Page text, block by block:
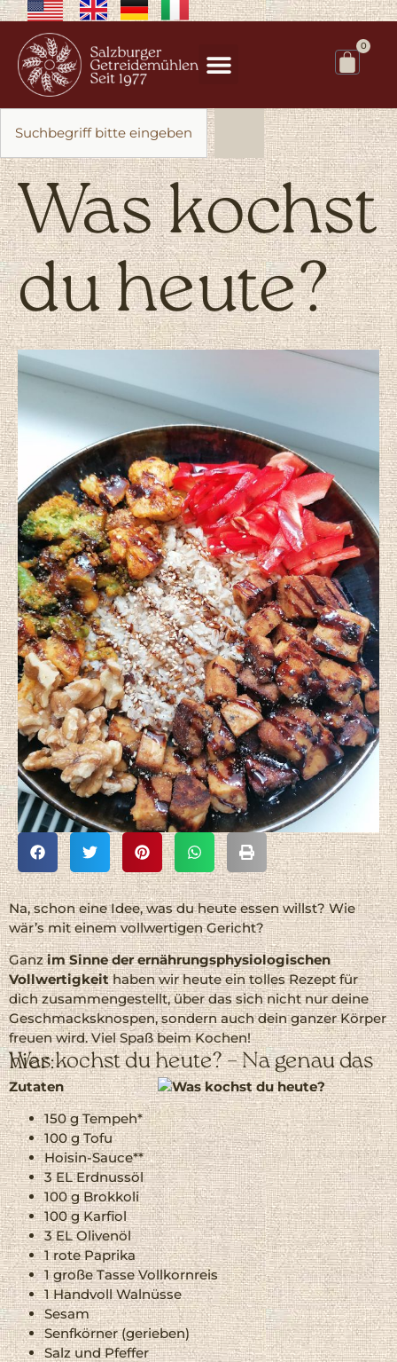
0
Was kochst
du heute?
Na, schon eine Idee, was du heute essen willst? Wie
wär’s mit einem vollwertigen Gericht?
Ganzim Sinne der ernährungsphysiologischen
Vollwertigkeithaben wir heute ein tolles Rezept für
dich zusammengestellt, über das sich nicht nur deine
Geschmacksknospen, sondern auch dein ganzer Körper
freuen wird. Viel Spaß beim Kochen!
Was kochst du heute? – Na genau das hier:
Zutaten
150 g Tempeh*
100 g Tofu
Hoisin-Sauce**
3 EL Erdnussöl
100 g Brokkoli
100 g Karfiol
3 EL Olivenöl
1 rote Paprika
1 große Tasse Vollkornreis
1 Handvoll Walnüsse
Sesam
Senfkörner (gerieben)
Salz und Pfeffer